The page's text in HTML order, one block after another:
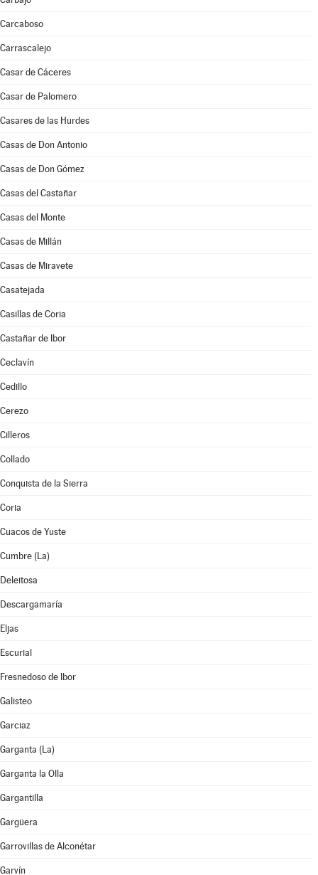
Carcaboso
Carrascalejo
Casar de Cáceres
Casar de Palomero
Casares de las Hurdes
Casas de Don Antonio
Casas de Don Gómez
Casas del Castañar
Casas del Monte
Casas de Millán
Casas de Miravete
Casatejada
Casillas de Coria
Castañar de Ibor
Ceclavín
Cedillo
Cerezo
Cilleros
Collado
Conquista de la Sierra
Coria
Cuacos de Yuste
Cumbre (La)
Deleitosa
Descargamaría
Eljas
Escurial
Fresnedoso de Ibor
Galisteo
Garciaz
Garganta (La)
Garganta la Olla
Gargantilla
Gargüera
Garrovillas de Alconétar
Garvín